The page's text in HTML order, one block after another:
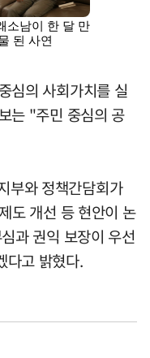
심의 사회가치를 실
는 "주민 중심의 공
부와 정책간담회가
도 개선 등 현안이 논
과 권익 보장이 우선
다고 밝혔다.